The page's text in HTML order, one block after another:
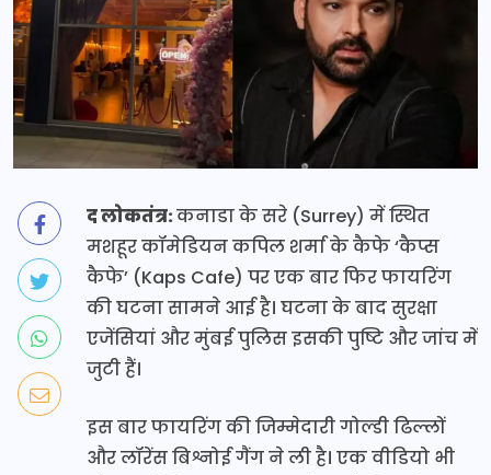
द लोकतंत्र:कनाडा के सरे (Surrey) में स्थित
मशहूर कॉमेडियन कपिल शर्मा के कैफे ‘कैप्स
कैफे’ (Kaps Cafe) पर एक बार फिर फायरिंग
की घटना सामने आई है। घटना के बाद सुरक्षा
एजेंसियां और मुंबई पुलिस इसकी पुष्टि और जांच में
जुटी हैं।
इस बार फायरिंग की जिम्मेदारी गोल्डी ढिल्लों
और लॉरेंस बिश्नोई गैंग ने ली है। एक वीडियो भी